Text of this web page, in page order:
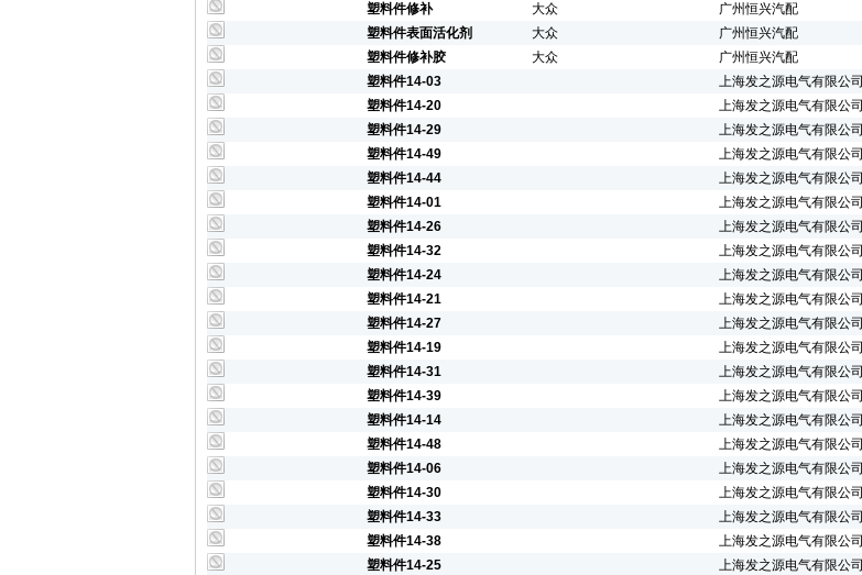
塑料件修补
大众
广州恒兴汽配
塑料件表面活化剂
大众
广州恒兴汽配
塑料件修补胶
大众
广州恒兴汽配
塑料件14-03
上海发之源电气有限公司
塑料件14-20
上海发之源电气有限公司
塑料件14-29
上海发之源电气有限公司
塑料件14-49
上海发之源电气有限公司
塑料件14-44
上海发之源电气有限公司
塑料件14-01
上海发之源电气有限公司
塑料件14-26
上海发之源电气有限公司
塑料件14-32
上海发之源电气有限公司
塑料件14-24
上海发之源电气有限公司
塑料件14-21
上海发之源电气有限公司
塑料件14-27
上海发之源电气有限公司
塑料件14-19
上海发之源电气有限公司
塑料件14-31
上海发之源电气有限公司
塑料件14-39
上海发之源电气有限公司
塑料件14-14
上海发之源电气有限公司
塑料件14-48
上海发之源电气有限公司
塑料件14-06
上海发之源电气有限公司
塑料件14-30
上海发之源电气有限公司
塑料件14-33
上海发之源电气有限公司
塑料件14-38
上海发之源电气有限公司
塑料件14-25
上海发之源电气有限公司